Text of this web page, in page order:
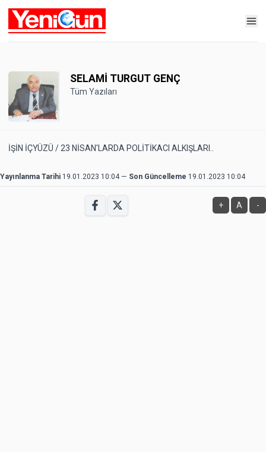
SELAMİ TURGUT GENÇ
Tüm Yazıları
İŞİN İÇYÜZÜ / 23 NİSAN'LARDA POLİTİKACI ALKIŞLARI..
Yayınlanma Tarihi 19.01.2023 10:04— Son Güncelleme 19.01.2023 10:04
+ A -